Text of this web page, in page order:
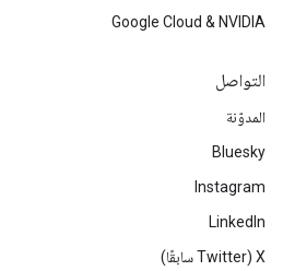
Google Cloud & NVIDIA
التواصل
المدوّنة
Bluesky
Instagram
LinkedIn
‫X ‏(Twitter سابقًا)